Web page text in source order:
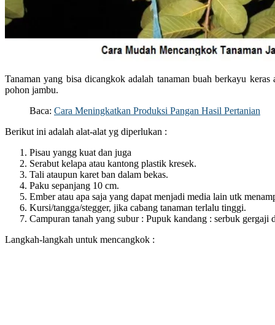
Tanaman yang bisa dicangkok adalah tanaman buah berkayu
pohon jambu.
Baca: Cara Meningkatkan Produksi Pangan Hasil Pertanian
Berikut ini adalah alat-alat yg diperlukan :
Pisau yangg kuat dan juga
Serabut kelapa atau kantong plastik kresek.
Tali ataupun karet ban dalam bekas.
Paku sepanjang 10 cm.
Ember atau apa saja yang dapat menjadi media lain utk
Kursi/tangga/stegger, jika cabang tanaman terlalu tinggi.
Campuran tanah yang subur : Pupuk kandang : serbuk gergaji
Langkah-langkah untuk mencangkok :